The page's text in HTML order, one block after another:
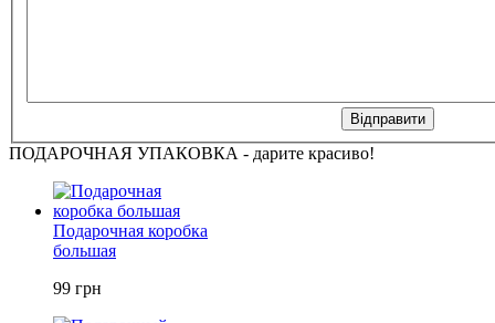
ПОДАРОЧНАЯ УПАКОВКА - дарите красиво!
Подарочная коробка
большая
99 грн